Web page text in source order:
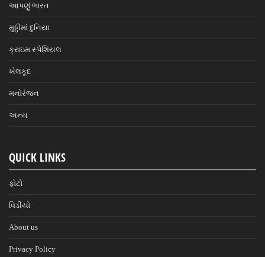
આપણું ભારત
મુઠ્ઠીમાં દુનિયા
ક્રાઇમ સ્પેશિયલ
ખેલકૂદ
મનોરંજન
અન્ય
QUICK LINKS
ફોટો
વિડીયો
About us
Privacy Policy